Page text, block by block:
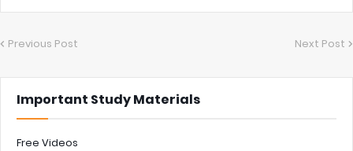
Previous Post Next Post
Important Study Materials
Free Videos